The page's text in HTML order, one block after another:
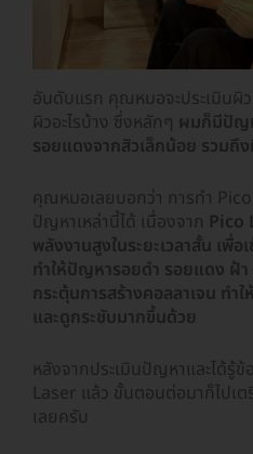
อันดับแรก คุณหมอจะประเมินผิ
ผิวอะไรบ้าง ซึ่งหลักๆ ผมก็มีปัญ
รอยแดงจากสิวเล็กน้อย รวมถึ
คุณหมอเลยบอกว่า การทำ
ปัญหาเหล่านี้ได้ เนื่องจาก Pico
พลังงานสูงในระยะเวลาสั้น เพื่อ
ทำให้ปัญหารอยดำ รอยแดง ฝ้
กระตุ้นการสร้างคอลลาเจน ทำ
และดูกระชับมากขึ้นด้วย
หลังจากประเมินปัญหาและได้รู้
Laser แล้ว ขั้นตอนต่อมาก็ไปเ
เลยครับ